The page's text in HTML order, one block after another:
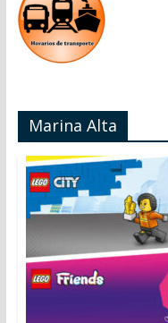
Marina Alta